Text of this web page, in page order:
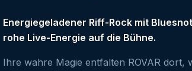
Energiegeladener Riff-Rock mit
rohe Live-Energie auf die Bühne.
Ihre wahre Magie entfalten ROVAR